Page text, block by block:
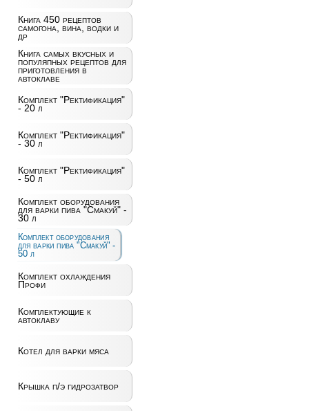
Книга 450 рецептов
самогона, вина, водки и
др
Книга самых вкусных и
популяпных рецептов для
приготовления в
автоклаве
Комплект "Ректификация"
- 20 л
Комплект "Ректификация"
- 30 л
Комплект "Ректификация"
- 50 л
Комплект оборудования
для варки пива "Смакуй" -
30 л
Комплект оборудования
для варки пива "Смакуй" -
50 л
Комплект охлаждения
Профи
Комплектующие к
автоклаву
Котел для варки мяса
Крышка п/э гидрозатвор